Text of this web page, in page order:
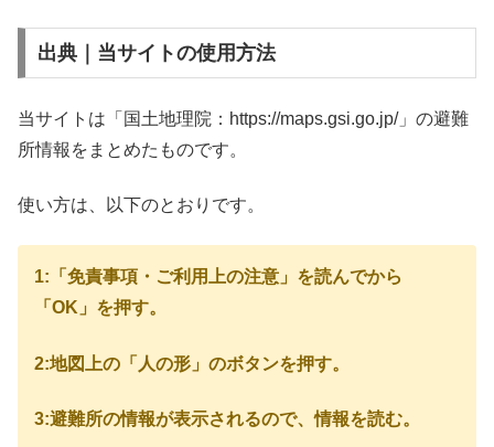
出典｜当サイトの使用方法
当サイトは「国土地理院：https://maps.gsi.go.jp/」の避難
所情報をまとめたものです。
使い方は、以下のとおりです。
1:「免責事項・ご利用上の注意」を読んでから
「OK」を押す。
2:地図上の「人の形」のボタンを押す。
3:避難所の情報が表示されるので、情報を読む。